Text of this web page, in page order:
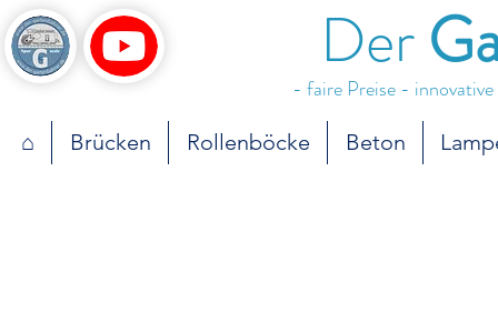
Der
- faire Preise -
⌂ Brücken Rollenböcke Beton